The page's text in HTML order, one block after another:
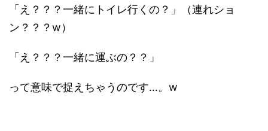
「え？？？一緒にトイレ行くの？」（連れショ
ン？？？w）
「え？？？一緒に運ぶの？？」
って意味で捉えちゃうのです…。w